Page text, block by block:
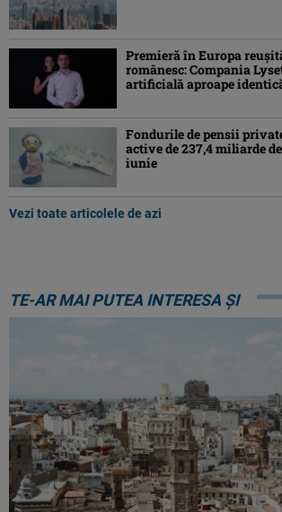
Premieră în Europa
românesc: Compania
artificială aproape
Fondurile de pensii
active de 237,4 miliarde
iunie
Vezi toate articolele de azi
TE-AR MAI PUTEA INTERESA ȘI